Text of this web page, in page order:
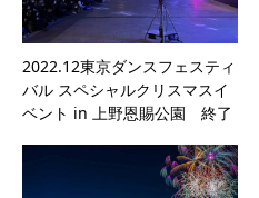
2022.12東京ダンスフェスティ
バル スペシャルクリスマスイ
ベント in 上野恩賜公園 終了